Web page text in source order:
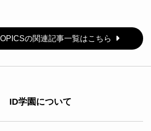
の関連記事一覧はこちら
ID学園について